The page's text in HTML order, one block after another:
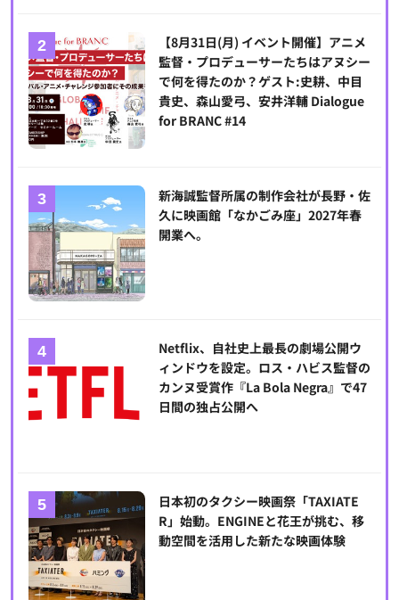
【8月31日(月) イベント開催】アニメ
監督・プロデューサーたちはアヌシー
で何を得たのか？ゲスト:史耕、中目
貴史、森山愛弓、安井洋輔 Dialogue
for BRANC #14
新海誠監督所属の制作会社が長野・佐
久に映画館「なかごみ座」2027年春
開業へ。
Netflix、自社史上最長の劇場公開ウ
ィンドウを設定。ロス・ハビス監督の
カンヌ受賞作『La Bola Negra』で47
日間の独占公開へ
日本初のタクシー映画祭「TAXIATE
R」始動。ENGINEと花王が挑む、移
動空間を活用した新たな映画体験